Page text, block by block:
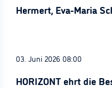
Hermert, Eva-Maria
03. Juni 2026 08:00
HORIZONT ehrt die